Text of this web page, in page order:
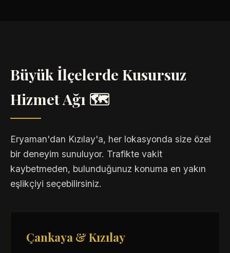
Büyük İlçelerde Kusursuz
Hizmet Ağı 🗺️
Eryaman'dan Kızılay'a, her lokasyonda size özel
bir deneyim sunuluyor. Trafikte vakit
kaybetmeden, bulunduğunuz konuma en yakın
eşlikçiyi seçebilirsiniz.
Çankaya & Kızılay